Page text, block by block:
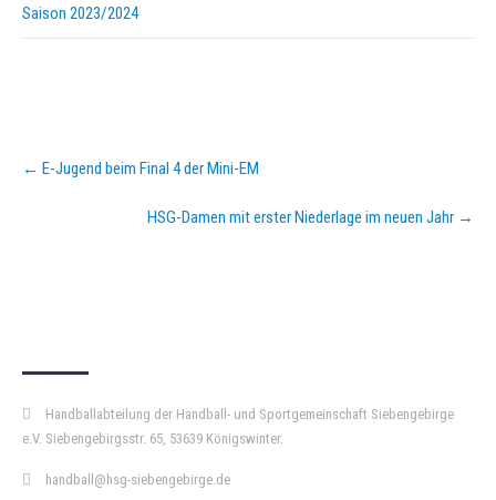
Saison 2023/2024
Post
navigation
← E-Jugend beim Final 4 der Mini-EM
HSG-Damen mit erster Niederlage im neuen Jahr →
Handballabteilung der Handball- und Sportgemeinschaft Siebengebirge
e.V. Siebengebirgsstr. 65, 53639 Königswinter.
handball@hsg-siebengebirge.de